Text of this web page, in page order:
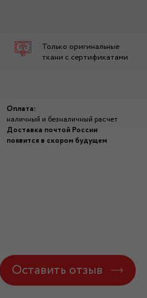
Только оригинальные
ткани с сертификатами
Оплата:
наличный и безналичный расчет
Доставка почтой России
появится в скором будущем
Оставить отзыв